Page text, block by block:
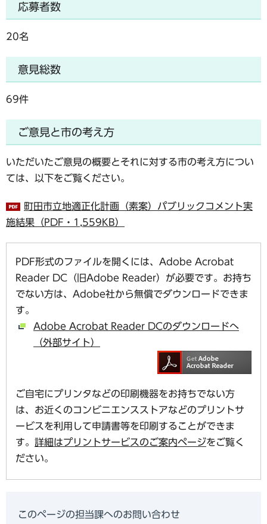
応募者数
20名
意見総数
69件
ご意見と市の考え方
いただいたご意見の概要とそれに対する市の考え方につい
ては、以下をご覧ください。
町田市立地適正化計画（素案）パブリックコメント実
施結果（PDF・1,559KB）
PDF形式のファイルを開くには、Adobe Acrobat
Reader DC（旧Adobe Reader）が必要です。お持ち
でない方は、Adobe社から無償でダウンロードできま
す。
Adobe Acrobat Reader DCのダウンロードへ
（外部サイト）
ご自宅にプリンタなどの印刷機器をお持ちでない方
は、お近くのコンビニエンスストアなどのプリントサ
ービスを利用して申請書等を印刷することができま
す。 詳細はプリントサービスのご案内ページをご覧く
ださい。
このページの担当課へのお問い合わせ